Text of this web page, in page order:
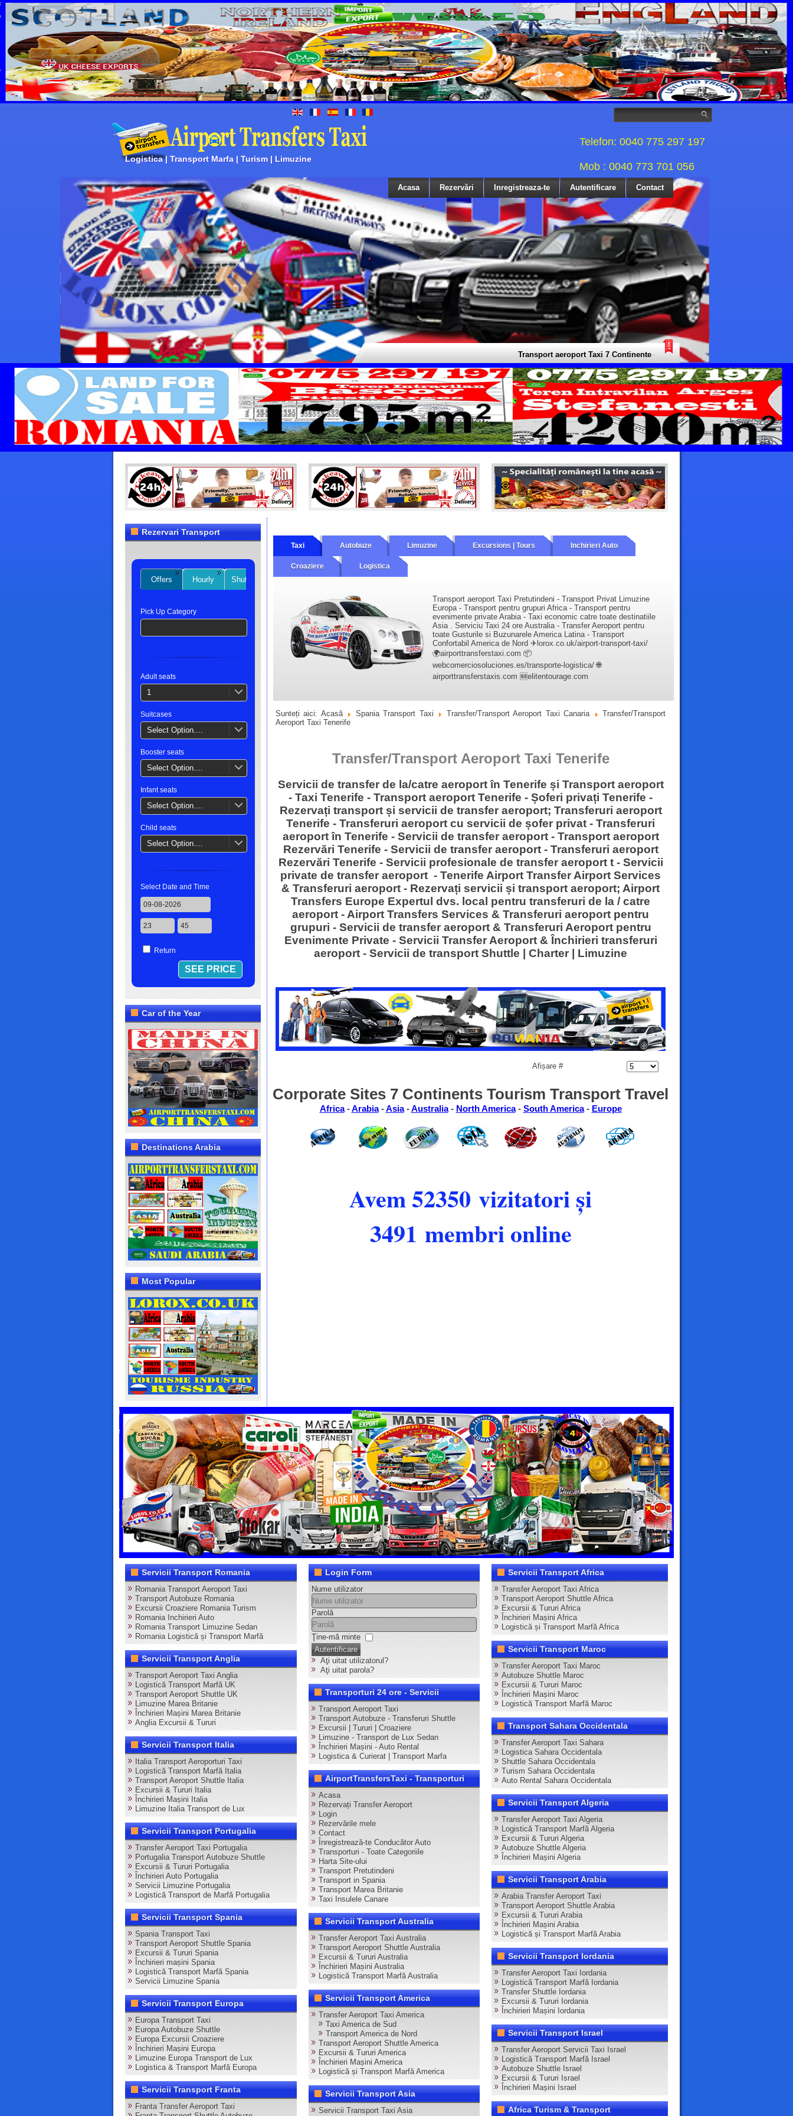
Telefon: 0040 775 297 197
Mob : 0040 773 701 056
Transport aeroport Taxi 7 Continente - Transport Privat Limuzine Europa -
Logistica | Transport Marfa | Turism | Limuzine
Acasa Rezervări Inregistreaza-te Autentificare Contact
Rezervari Transport
Offers Hourly Shuttles
Pick Up Category
Adult seats
1
Suitcases
Select Option....
Booster seats
Select Option....
Infant seats
Select Option....
Child seats
Select Option....
Select Date and Time
Return
Car of the Year
Destinations Arabia
Most Popular
Taxi Autobuze Limuzine Excursions | Tours Inchirieri Auto
Croaziere Logistica
Transport aeroport Taxi Pretutindeni - Transport Privat Limuzine
Europa - Transport pentru grupuri Africa - Transport pentru
evenimente private Arabia - Taxi economic catre toate destinatiile
Asia . Serviciu Taxi 24 ore Australia - Transfer Aeroport pentru
toate Gusturile si Buzunarele America Latina - Transport
Confortabil America de Nord ✈lorox.co.uk/airport-transport-taxi/
🌍airporttransferstaxi.com 📦
webcomerciosoluciones.es/transporte-logistica/ 🌐
airporttransferstaxis.com 🆕elitentourage.com
Sunteți aici: Acasă Spania Transport Taxi Transfer/Transport Aeroport Taxi Canaria
Transfer/Transport
Aeroport Taxi Tenerife
Transfer/Transport Aeroport Taxi Tenerife
Servicii de transfer de la/catre aeroport în Tenerife și Transport aeroport
- Taxi Tenerife - Transport aeroport Tenerife - Șoferi privați Tenerife -
Rezervați transport și servicii de transfer aeroport; Transferuri aeroport
Tenerife - Transferuri aeroport cu servicii de șofer privat - Transferuri
aeroport în Tenerife - Servicii de transfer aeroport - Transport aeroport
Rezervări Tenerife - Servicii de transfer aeroport - Transferuri aeroport
Rezervări Tenerife - Servicii profesionale de transfer aeroport t - Servicii
private de transfer aeroport - Tenerife Airport Transfer Airport Services
& Transferuri aeroport - Rezervați servicii și transport aeroport; Airport
Transfers Europe Expertul dvs. local pentru transferuri de la / catre
aeroport - Airport Transfers Services & Transferuri aeroport pentru
grupuri - Servicii de transfer aeroport & Transferuri Aeroport pentru
Evenimente Private - Servicii Transfer Aeroport & Închirieri transferuri
aeroport - Servicii de transport Shuttle | Charter | Limuzine
Afișare #
Corporate Sites 7 Continents Tourism Transport Travel
Africa-Arabia-Asia-Australia- North America- South America- Europe
Avem 52350 vizitatori și
3491 membri online
Servicii Transport Romania
Romania Transport Aeroport Taxi
Transport Autobuze Romania
Excursii Croaziere Romania Turism
Romania Inchirieri Auto
Romania Transport Limuzine Sedan
Romania Logistică și Transport Marfă
Servicii Transport Anglia
Transport Aeroport Taxi Anglia
Logistică Transport Marfă UK
Transport Aeroport Shuttle UK
Limuzine Marea Britanie
Închirieri Mașini Marea Britanie
Anglia Excursii & Tururi
Servicii Transport Italia
Italia Transport Aeroporturi Taxi
Logistică Transport Marfă Italia
Transport Aeroport Shuttle Italia
Excursii & Tururi Italia
Închirieri Mașini Italia
Limuzine Italia Transport de Lux
Servicii Transport Portugalia
Transfer Aeroport Taxi Portugalia
Portugalia Transport Autobuze Shuttle
Excursii & Tururi Portugalia
Închirieri Auto Portugalia
Servicii Limuzine Portugalia
Logistică Transport de Marfă Portugalia
Servicii Transport Spania
Spania Transport Taxi
Transport Aeroport Shuttle Spania
Excursii & Tururi Spania
Închirieri mașini Spania
Logistică Transport Marfă Spania
Servicii Limuzine Spania
Servicii Transport Europa
Europa Transport Taxi
Europa Autobuze Shuttle
Europa Excursii Croaziere
Închirieri Mașini Europa
Limuzine Europa Transport de Lux
Logistica & Transport Marfă Europa
Servicii Transport Franta
Franta Transfer Aeroport Taxi
Login Form
Nume utilizator
Parolă
Ţine-mă minte
Autentificare
Aţi uitat utilizatorul?
Aţi uitat parola?
Transporturi 24 ore - Servicii
Transport Aeroport Taxi
Transport Autobuze - Transferuri Shuttle
Excursii | Tururi | Croaziere
Limuzine - Transport de Lux Sedan
Închirieri Mașini - Auto Rental
Logistica & Curierat | Transport Marfa
AirportTransfersTaxi - Transporturi
Acasa
Rezervați Transfer Aeroport
Login
Rezervările mele
Contact
Înregistrează-te Conducător Auto
Transporturi - Toate Categoriile
Harta Site-ului
Transport Pretutindeni
Transport in Spania
Transport Marea Britanie
Taxi Insulele Canare
Servicii Transport Australia
Transfer Aeroport Taxi Australia
Transport Aeroport Shuttle Australia
Excursii & Tururi Australia
Închirieri Mașini Australia
Logistică Transport Marfă Australia
Servicii Transport America
Transfer Aeroport Taxi America
Taxi America de Sud
Transport America de Nord
Transport Aeroport Shuttle America
Excursii & Tururi America
Închirieri Mașini America
Logistică și Transport Marfă America
Servicii Transport Asia
Servicii Transport Taxi Asia
Servicii Transport Africa
Transfer Aeroport Taxi Africa
Transport Aeroport Shuttle Africa
Excursii & Tururi Africa
Închirieri Mașini Africa
Logistică și Transport Marfă Africa
Servicii Transport Maroc
Transfer Aeroport Taxi Maroc
Autobuze Shuttle Maroc
Excursii & Tururi Maroc
Închirieri Mașini Maroc
Logistică Transport Marfă Maroc
Transport Sahara Occidentala
Transfer Aeroport Taxi Sahara
Logistica Sahara Occidentala
Shuttle Sahara Occidentala
Turism Sahara Occidentala
Auto Rental Sahara Occidentala
Servicii Transport Algeria
Transfer Aeroport Taxi Algeria
Logistică Transport Marfă Algeria
Excursii & Tururi Algeria
Autobuze Shuttle Algeria
Închirieri Mașini Algeria
Servicii Transport Arabia
Arabia Transfer Aeroport Taxi
Transport Aeroport Shuttle Arabia
Excursii & Tururi Arabia
Închirieri Mașini Arabia
Logistică și Transport Marfă Arabia
Servicii Transport Iordania
Transfer Aeroport Taxi Iordania
Logistică Transport Marfă Iordania
Transfer Shuttle Iordania
Excursii & Tururi Iordania
Închirieri Mașini Iordania
Servicii Transport Israel
Transfer Aeroport Servicii Taxi Israel
Logistică Transport Marfă Israel
Autobuze Shuttle Israel
Excursii & Tururi Israel
Închirieri Mașini Israel
Africa Turism & Transport